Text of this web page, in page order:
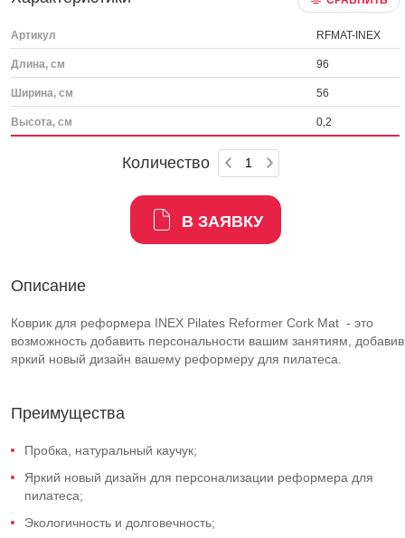
Артикул RFMAT-INEX
Длина, см 96
Ширина, см 56
Высота, см 0,2
Количество
В ЗАЯВКУ
Описание
Коврик для реформера INEX Pilates Reformer Cork Mat - это
возможность добавить персональности вашим занятиям, добавив
яркий новый дизайн вашему реформеру для пилатеса.
Преимущества
Пробка, натуральный каучук;
Яркий новый дизайн для персонализации реформера для
пилатеса;
Экологичность и долговечность;